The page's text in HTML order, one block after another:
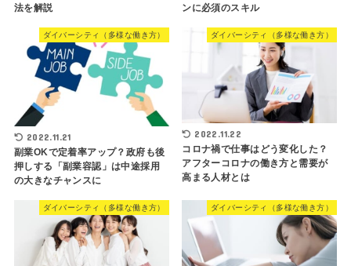
法を解説
ンに必須のスキル
ダイバーシティ（多様な働き方）
2022.11.21
副業OKで定着率アップ？政府も後
押しする「副業容認」は中途採用
の大きなチャンスに
ダイバーシティ（多様な働き方）
2022.11.22
コロナ禍で仕事はどう変化した？
アフターコロナの働き方と需要が
高まる人材とは
ダイバーシティ（多様な働き方） ダイバーシティ（多様な働き方）